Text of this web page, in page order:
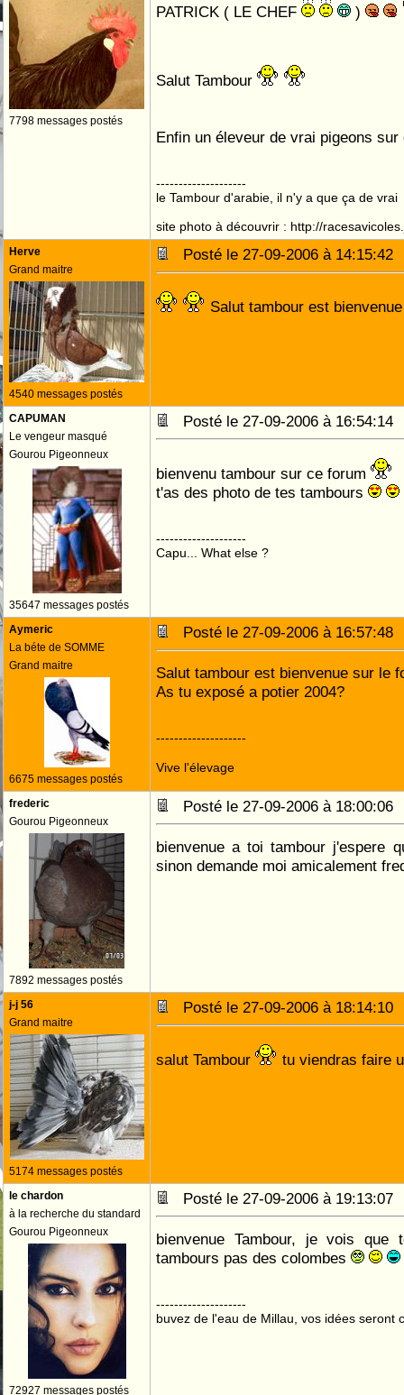
7798 messages postés
PATRICK ( LE CHEF )
Salut Tambour
Enfin un éleveur de vrai pigeons
--------------------
le Tambour d'arabie, il n'y a que ça de vrai
site photo à découvrir : http://
Herve
Grand maitre
4540 messages postés
Posté le 27-09-2006 à
Salut tambour est
CAPUMAN
Le vengeur masqué
Gourou Pigeonneux
35647 messages postés
Posté le 27-09-2006 à
bienvenu tambour sur ce forum
t'as des photo de tes tambours
--------------------
Capu... What else ?
Aymeric
La béte de SOMME
Grand maitre
6675 messages postés
Posté le 27-09-2006 à
Salut tambour est bienvenue sur le
As tu exposé a potier 2004?
--------------------
Vive l'élevage
frederic
Gourou Pigeonneux
7892 messages postés
Posté le 27-09-2006 à
bienvenue a toi tambour j'espere
sinon demande moi amicalement
j-j 56
Grand maitre
5174 messages postés
Posté le 27-09-2006 à
salut Tambour tu viendras faire
le chardon
à la recherche du standard
Gourou Pigeonneux
72927 messages postés
Posté le 27-09-2006 à
bienvenue Tambour, je vois
tambours pas des colombes
--------------------
buvez de l'eau de Millau, vos idées seront